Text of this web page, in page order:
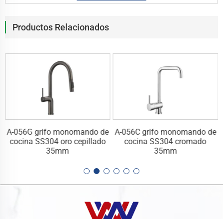
Productos Relacionados
A-056G grifo monomando de
cocina SS304 oro cepillado
35mm
A-056C grifo monomando de
cocina SS304 cromado
35mm